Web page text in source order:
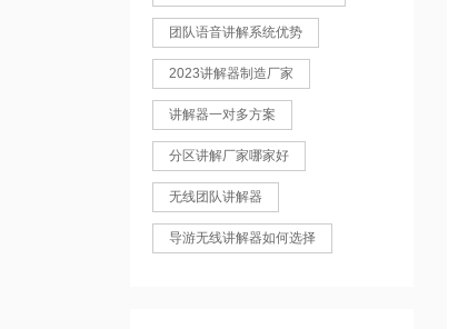
团队语音讲解系统优势
2023讲解器制造厂家
讲解器一对多方案
分区讲解厂家哪家好
无线团队讲解器
导游无线讲解器如何选择